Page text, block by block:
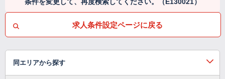
条件を変更して、再度検索してください。（E130021）
求人条件設定ページに戻る
同エリアから探す